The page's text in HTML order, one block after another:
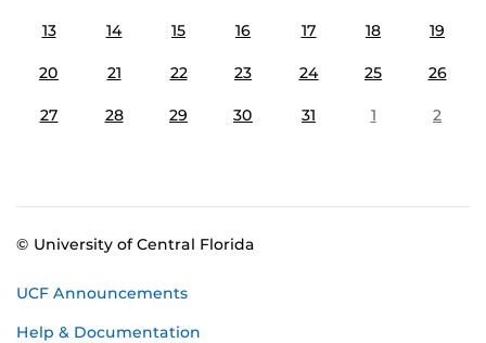
13 14 15 16 17 18 19
20 21 22 23 24 25 26
27 28 29 30 31 1 2
© University of Central Florida
UCF Announcements
Help & Documentation